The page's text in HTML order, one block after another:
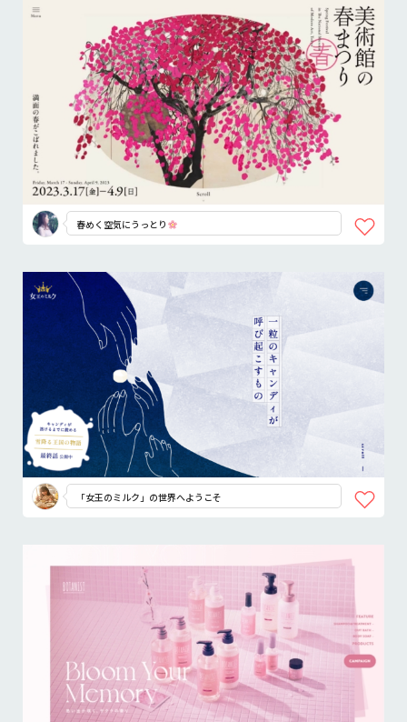
春めく空気にうっとり
「女王のミルク」の世界へようこそ